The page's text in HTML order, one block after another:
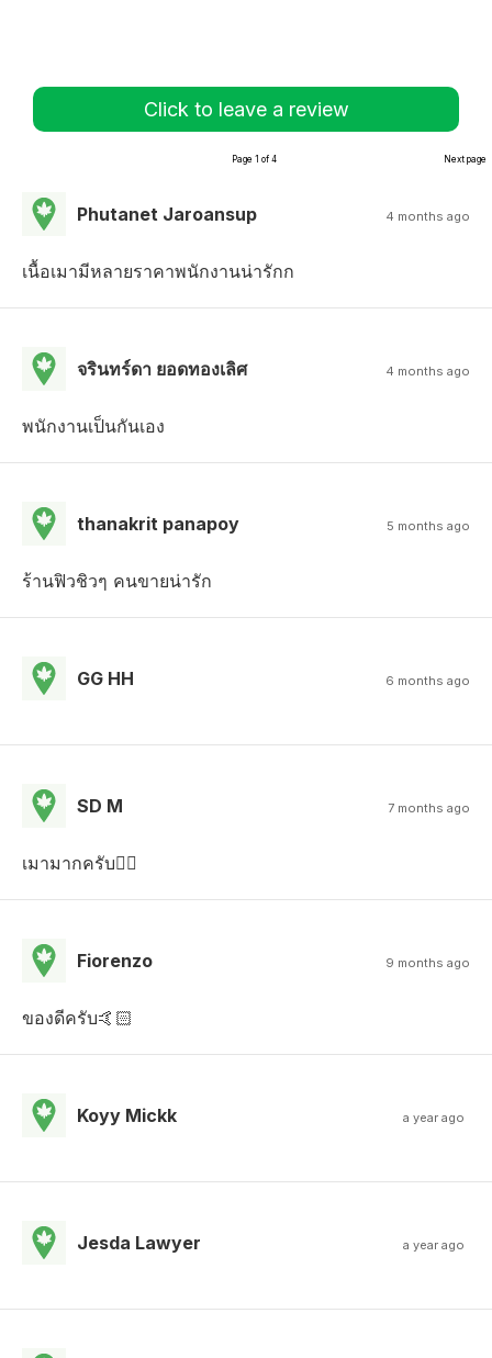
Click to leave a review
Page 1 of 4 Next page
Phutanet Jaroansup 4 months ago
เนื้อเมามีหลายราคาพนักงานน่ารักก
จรินทร์ดา ยอดทองเลิศ 4 months ago
พนักงานเป็นกันเอง
thanakrit panapoy 5 months ago
ร้านฟิวชิวๆ คนขายน่ารัก
GG HH 6 months ago
SD M 7 months ago
เมามากครับ😵‍💫
Fiorenzo 9 months ago
ของดีครับ🤙🏻
Koyy Mickk a year ago
Jesda Lawyer a year ago